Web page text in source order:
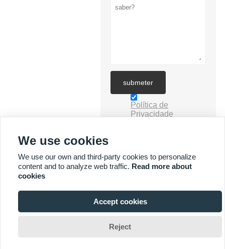

submeter
Política de
Privacidade
MAIS SERVIÇOS

Direitos autorais por © Yuyi Lighting Technology Co., Ltd. E-mail:
We use cookies
We use our own and third-party cookies to personalize
content and to analyze web traffic. Read more about
cookies
Accept cookies
Reject